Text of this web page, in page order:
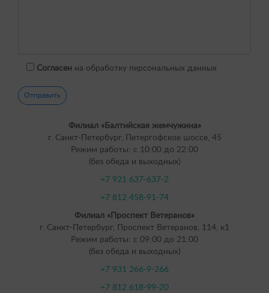
Согласен на обработку персональных данных
Филиал «Балтийская жемчужина»
г. Санкт-Петербург, Петергофское шоссе, 45
Режим работы: с 10:00 до 22:00
(без обеда и выходных)
+7 921 637-637-2
+7 812 458-91-74
Филиал «Проспект Ветеранов»
г. Санкт-Петербург, Проспект Ветеранов, 114, к1
Режим работы: с 09:00 до 21:00
(без обеда и выходных)
+7 931 266-9-266
+7 812 618-99-20